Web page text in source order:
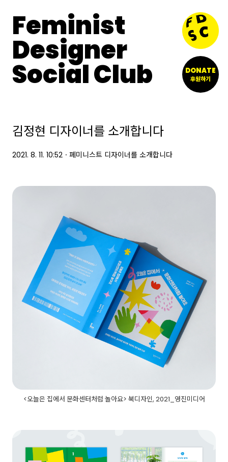
Feminist
Designer
Social Club DONATE
후원하기
김정현 디자이너를 소개합니다
2021. 8. 11. 10:52 ㆍ 페미니스트 디자이너를 소개합니다
<오늘은 집에서 문화센터처럼 놀아요> 북디자인, 2021_영진미디어